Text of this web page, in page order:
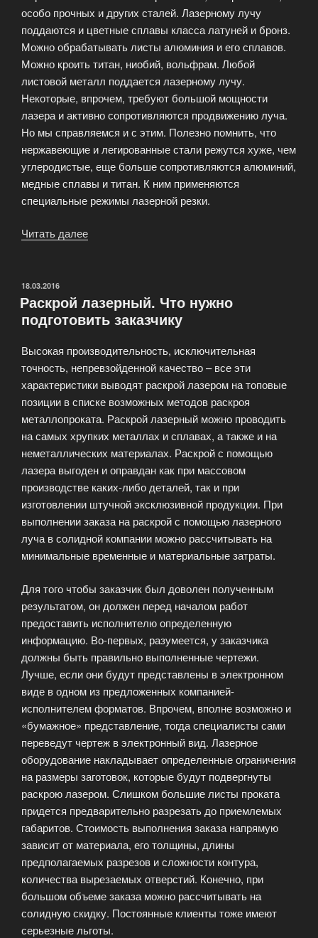
особо прочных и других сталей. Лазерному лучу
поддаются и цветные сплавы класса латуней и бронз.
Можно обрабатывать листы алюминия и его сплавов.
Можно кроить титан, ниобий, вольфрам. Любой
листовой металл поддается лазерному лучу.
Некоторые, впрочем, требуют большой мощности
лазера и активно сопротивляются продвижению луча.
Но мы справляемся и с этим. Полезно помнить, что
нержавеющие и легированные стали режутся хуже, чем
углеродистые, еще больше сопротивляются алюминий,
медные сплавы и титан. К ним применяются
специальные режимы лазерной резки.
Читать далее
качества
и
толщины»
ОПУБЛИКОВАНО
18.03.2016
Раскрой лазерный. Что нужно
подготовить заказчику
Высокая производительность, исключительная
точность, непревзойденной качество – все эти
характеристики выводят раскрой лазером на топовые
позиции в списке возможных методов раскроя
металлопроката. Раскрой лазерный можно проводить
на самых хрупких металлах и сплавах, а также и на
неметаллических материалах. Раскрой с помощью
лазера выгоден и оправдан как при массовом
производстве каких-либо деталей, так и при
изготовлении штучной эксклюзивной продукции. При
выполнении заказа на раскрой с помощью лазерного
луча в солидной компании можно рассчитывать на
минимальные временные и материальные затраты.
Для того чтобы заказчик был доволен полученным
результатом, он должен перед началом работ
предоставить исполнителю определенную
информацию. Во-первых, разумеется, у заказчика
должны быть правильно выполненные чертежи.
Лучше, если они будут представлены в электронном
виде в одном из предложенных компанией-
исполнителем форматов. Впрочем, вполне возможно и
«бумажное» представление, тогда специалисты сами
переведут чертеж в электронный вид. Лазерное
оборудование накладывает определенные ограничения
на размеры заготовок, которые будут подвергнуты
раскрою лазером. Слишком большие листы проката
придется предварительно разрезать до приемлемых
габаритов. Стоимость выполнения заказа напрямую
зависит от материала, его толщины, длины
предполагаемых разрезов и сложности контура,
количества вырезаемых отверстий. Конечно, при
большом объеме заказа можно рассчитывать на
солидную скидку. Постоянные клиенты тоже имеют
серьезные льготы.